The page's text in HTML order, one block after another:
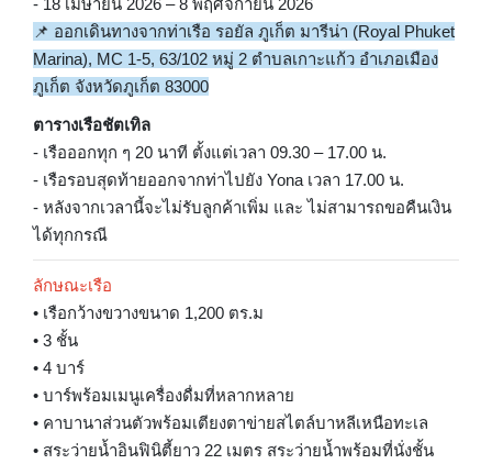
- 18 เมษายน 2026 – 8 พฤศจิกายน 2026
📌 ออกเดินทางจากท่าเรือ รอยัล ภูเก็ต มารีน่า (Royal Phuket
Marina), MC 1-5, 63/102 หมู่ 2 ตำบลเกาะแก้ว อำเภอเมือง
ภูเก็ต จังหวัดภูเก็ต 83000
ตารางเรือชัตเทิล
- เรือออกทุก ๆ 20 นาที ตั้งแต่เวลา 09.30 – 17.00 น.
- เรือรอบสุดท้ายออกจากท่าไปยัง Yona เวลา 17.00 น.
- หลังจากเวลานี้จะไม่รับลูกค้าเพิ่ม และ ไม่สามารถขอคืนเงิน
ได้ทุกกรณี
ลักษณะเรือ
• เรือกว้างขวางขนาด 1,200 ตร.ม
• 3 ชั้น
• 4 บาร์
• บาร์พร้อมเมนูเครื่องดื่มที่หลากหลาย
• คาบานาส่วนตัวพร้อมเตียงตาข่ายสไตล์บาหลีเหนือทะเล
• สระว่ายน้ำอินฟินิตี้ยาว 22 เมตร สระว่ายน้ำพร้อมที่นั่งชั้น